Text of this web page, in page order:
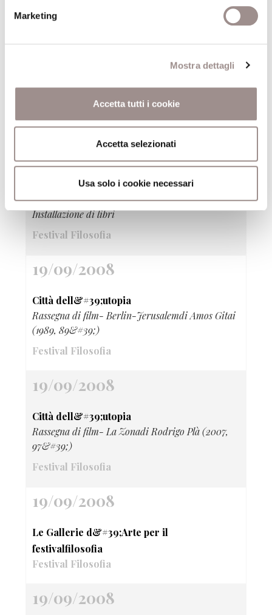
Marketing
Mostra dettagli
Accetta tutti i cookie
Accetta selezionati
Usa solo i cookie necessari
Sandy Skoglund True Fiction
Marco Scozzaro Io mi annoio
19/09/2008
Clara Matelli Bibliodinamica
Installazione di libri
Festival Filosofia
19/09/2008
Città dell&#39;utopia
Rassegna di film- Berlin-Jerusalemdi Amos Gitai
(1989, 89&#39;)
Festival Filosofia
19/09/2008
Città dell&#39;utopia
Rassegna di film- La Zonadi Rodrigo Plà (2007,
97&#39;)
Festival Filosofia
19/09/2008
Le Gallerie d&#39;Arte per il
festivalfilosofia
Festival Filosofia
19/09/2008